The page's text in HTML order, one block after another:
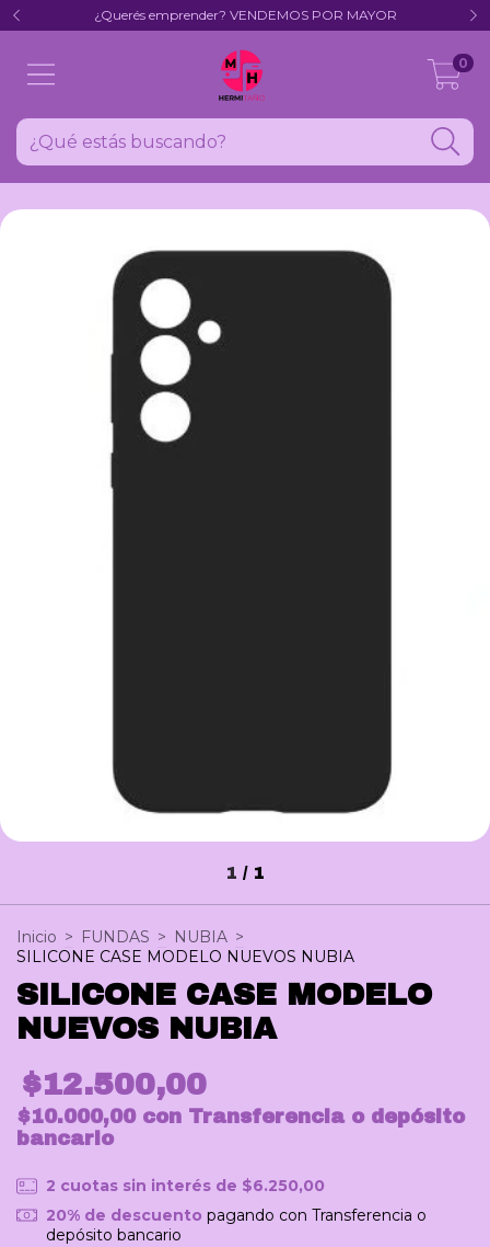
¿Querés emprender? VENDEMOS POR MAYOR
0
1 / 1
Inicio > FUNDAS > NUBIA >
SILICONE CASE MODELO NUEVOS NUBIA
SILICONE CASE MODELO
NUEVOS NUBIA
$12.500,00
$10.000,00 con Transferencia o depósito
bancario
2 cuotas sin interés de $6.250,00
20% de descuento pagando con Transferencia o
depósito bancario